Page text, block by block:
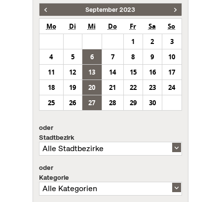
September 2023
Mo Di Mi Do Fr Sa
So
1
2
3
4
5 6 7 8 9
10
11
12 13 14 15 16
17
18
19 20 21 22 23
24
25
26 27 28 29 30
oder
Stadtbezirk
oder
Kategorie